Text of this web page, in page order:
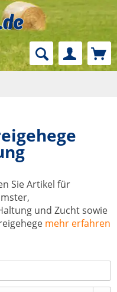
Sie Artikel für
und Zucht sowie
mehr erfahren